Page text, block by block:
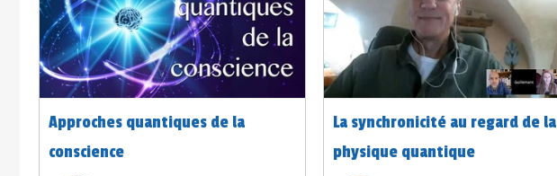
Approches quantiques de la
conscience
La synchronicité au regard de la
physique quantique